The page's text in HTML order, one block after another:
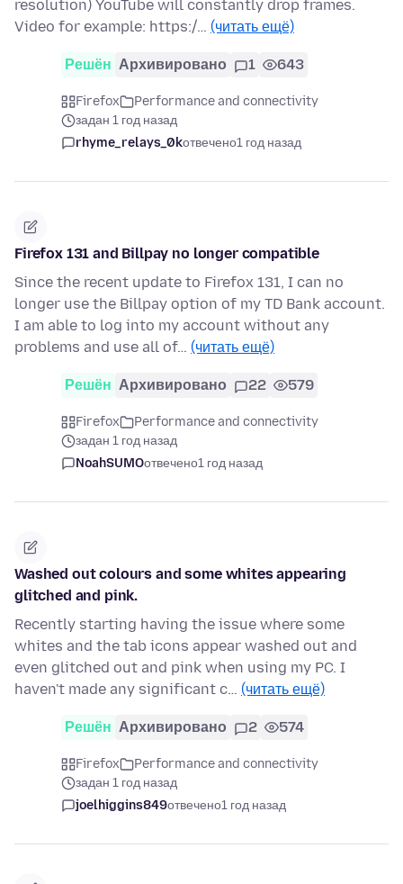
resolution) YouTube will constantly drop frames.
Video for example: https:/… (читать ещё)
Решён Архивировано 1 643
Firefox
Performance and connectivity
задан 1 год назад
rhyme_relays_0kотвечено1 год назад
Firefox 131 and Billpay no longer compatible
Since the recent update to Firefox 131, I can no
longer use the Billpay option of my TD Bank account.
I am able to log into my account without any
problems and use all of… (читать ещё)
Решён Архивировано 22 579
Firefox
Performance and connectivity
задан 1 год назад
NoahSUMOотвечено1 год назад
Washed out colours and some whites appearing
glitched and pink.
Recently starting having the issue where some
whites and the tab icons appear washed out and
even glitched out and pink when using my PC. I
haven't made any significant c… (читать ещё)
Решён Архивировано 2 574
Firefox
Performance and connectivity
задан 1 год назад
joelhiggins849отвечено1 год назад